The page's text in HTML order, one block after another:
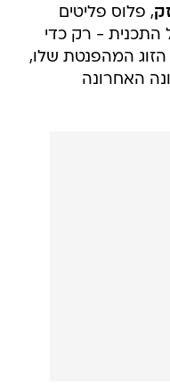
, פלוס פליטים
התכנית - רק כדי
הזוג המהפנטת שלו,
האחרונה